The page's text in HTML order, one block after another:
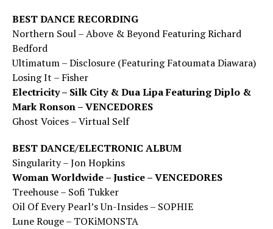
BEST DANCE RECORDING
Northern Soul – Above & Beyond Featuring Richard
Bedford
Ultimatum – Disclosure (Featuring Fatoumata Diawara)
Losing It – Fisher
Electricity – Silk City & Dua Lipa Featuring Diplo &
Mark Ronson – VENCEDORES
Ghost Voices – Virtual Self
BEST DANCE/ELECTRONIC ALBUM
Singularity – Jon Hopkins
Woman Worldwide – Justice – VENCEDORES
Treehouse – Sofi Tukker
Oil Of Every Pearl’s Un-Insides – SOPHIE
Lune Rouge – TOKiMONSTA